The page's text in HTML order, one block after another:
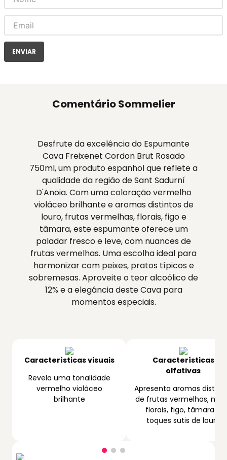
ENVIAR
Comentário Sommelier
Desfrute da excelência do Espumante
Cava Freixenet Cordon Brut Rosado
750ml, um produto espanhol que reflete a
qualidade da região de Sant Sadurní
D'Anoia. Com uma coloração vermelho
violáceo brilhante e aromas distintos de
louro, frutas vermelhas, florais, figo e
tâmara, este espumante oferece um
paladar fresco e leve, com nuances de
frutas vermelhas. Uma escolha ideal para
harmonizar com peixes, pratos típicos e
sobremesas. Aproveite o teor alcoólico de
12% e a elegância deste Cava para
momentos especiais.
Características visuais
Revela uma tonalidade
vermelho violáceo
brilhante
Características
olfativas
Apresenta aromas
de frutas vermelhas,
florais, figo, tâmara e
toques sutis de louro